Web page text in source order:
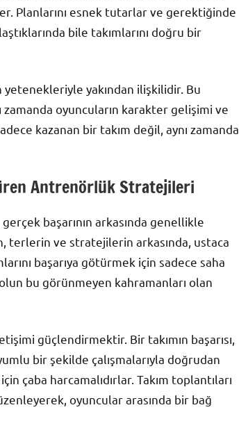
Planlarını esnek tutarlar ve gerektiğinde
bile takımlarını doğru bir
yakından ilişkilidir. Bu
oyuncuların karakter gelişimi ve
kazanan bir takım değil, aynı zamanda
Antrenörlük Stratejileri
başarının arkasında genellikle
terlerin ve stratejilerin arkasında, ustaca
başarıya götürmek için sadece saha
bu görünmeyen kahramanları olan
güçlendirmektir. Bir takımın başarısı,
bir şekilde çalışmalarıyla doğrudan
çaba harcamalıdırlar. Takım toplantıları
oyuncular arasında bir bağ